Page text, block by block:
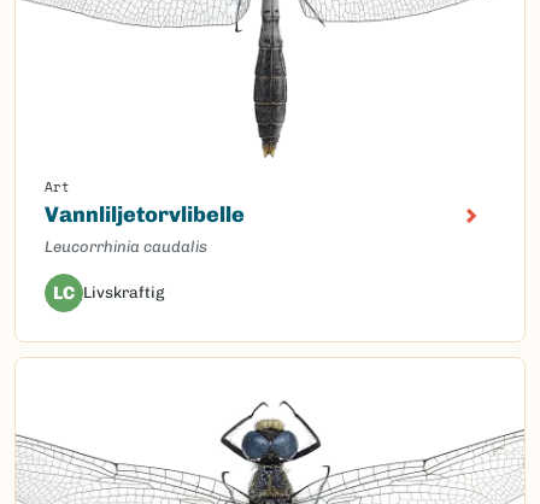
Art
Vannliljetorvlibelle
Leucorrhinia caudalis
LC Livskraftig